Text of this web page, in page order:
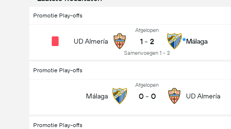
Promotie Play-offs
UD Almería
Afgelopen
1 - 2
Samenvoegen 1 - 2
Málaga
Promotie Play-offs
Málaga
Afgelopen
0 - 0 UD Almería
Promotie Play-offs